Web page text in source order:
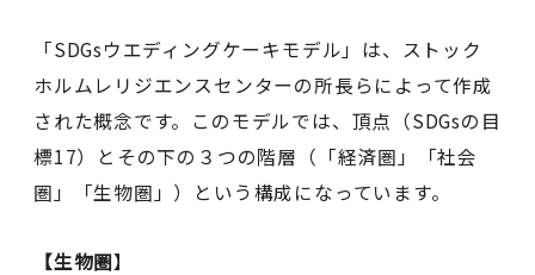
「SDGsウエディングケーキモデル」は、ストック
ホルムレリジエンスセンターの所長らによって作成
された概念です。このモデルでは、頂点（SDGsの目
標17）とその下の３つの階層（「経済圏」「社会
圏」「生物圏」）という構成になっています。
【生物圏】